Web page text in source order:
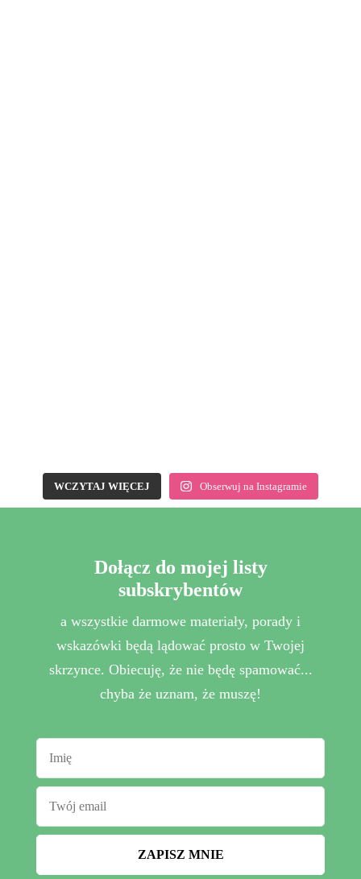
WCZYTAJ WIĘCEJ Obserwuj na Instagramie
Dołącz do mojej listy
subskrybentów
a wszystkie darmowe materiały, porady i
wskazówki będą lądować prosto w Twojej
skrzynce. Obiecuję, że nie będę spamować...
chyba że uznam, że muszę!